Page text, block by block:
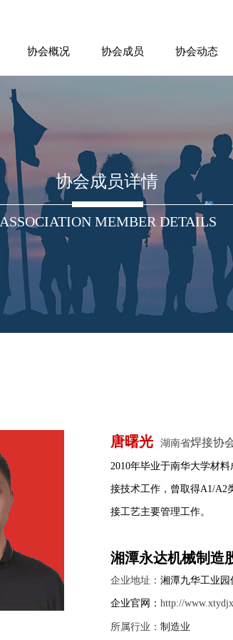
协会概况 协会成员 协会动态
协会成员详情
ASSOCIATION MEMBER DETAILS
唐曙光 湖南省焊接协
2010年毕业于南华大学材
接技术工作，曾取得A1/
接工艺主要管理工作。
湘潭永达机械制造
企业地址： 湘潭九华工业园
企业官网： http://
所属行业： 制造业